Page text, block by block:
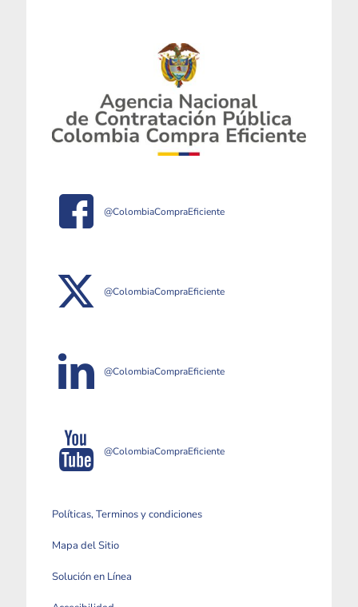
@ColombiaCompraEficiente
@ColombiaCompraEficiente
@ColombiaCompraEficiente
@ColombiaCompraEficiente
Políticas, Terminos y condiciones
Mapa del Sitio
Solución en Línea